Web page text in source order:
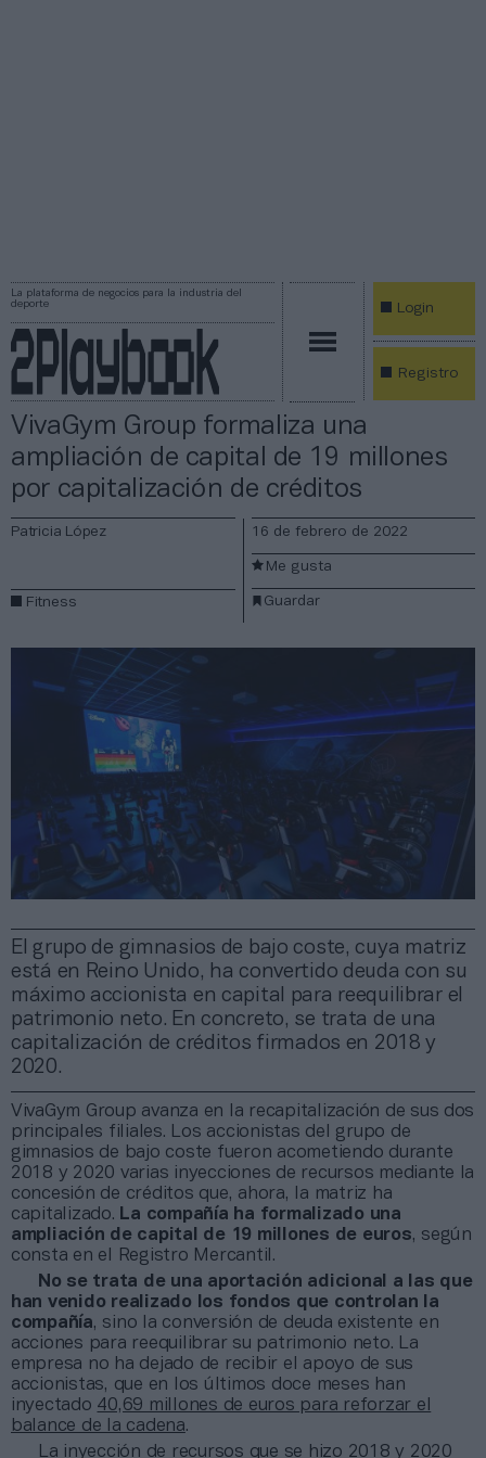
La plataforma de negocios para la industria del
deporte
Login
Registro
VivaGym Group formaliza una
ampliación de capital de 19 millones
por capitalización de créditos
El grupo de gimnasios de bajo coste, cuya matriz
está en Reino Unido, ha convertido deuda con su
máximo accionista en capital para reequilibrar el
patrimonio neto. En concreto, se trata de una
capitalización de créditos firmados en 2018 y
2020.
Patricia López
Fitness
16 de febrero de 2022
Guardar
Me gusta
VivaGym Group avanza en la recapitalización de sus dos
principales filiales. Los accionistas del grupo de
gimnasios de bajo coste fueron acometiendo durante
2018 y 2020 varias inyecciones de recursos mediante la
concesión de créditos que, ahora, la matriz ha
capitalizado. La compañía ha formalizado una
ampliación de capital de 19 millones de euros, según
consta en el Registro Mercantil.
No se trata de una aportación adicional a las que
han venido realizado los fondos que controlan la
compañía, sino la conversión de deuda existente en
acciones para reequilibrar su patrimonio neto. La
empresa no ha dejado de recibir el apoyo de sus
accionistas, que en los últimos doce meses han
inyectado 40,69 millones de euros para reforzar el
balance de la cadena.
La inyección de recursos que se hizo 2018 y 2020